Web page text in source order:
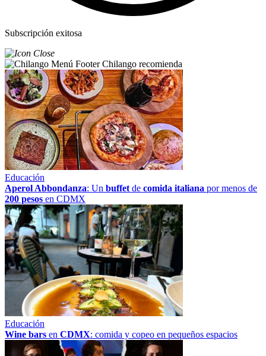
Subscripción exitosa
Chilango recomienda
Educación
Aperol Abbondanza: Un buffet de comida italiana por menos de
200 pesos en CDMX
Educación
Wine bars en CDMX: comida y copeo en pequeños espacios